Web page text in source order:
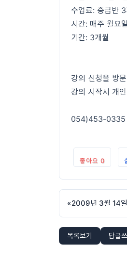
수업료: 중급반
시간: 매주 월요
기간: 3개월
강의 신청을 방
강의 시작시 개
054)453-0335
좋아요 0
«2009년 3월 14일
목록보기 답글